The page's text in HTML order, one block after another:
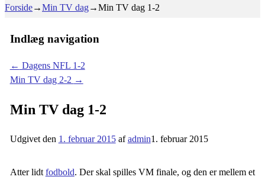
Forside→Min TV dag→Min TV dag 1-2
Indlæg navigation
← Dagens NFL 1-2
Min TV dag 2-2 →
Min TV dag 1-2
Udgivet den 1. februar 2015 afadmin1. februar 2015
Atter lidt fodbold. Der skal spilles VM finale, og den er mellem et